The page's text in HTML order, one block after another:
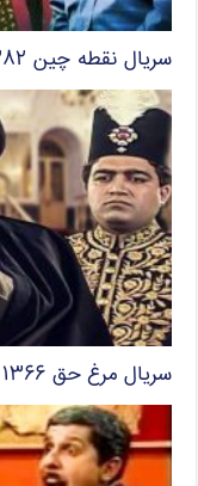
سریال نقطه چین ۱۳۸۲
سریال مرغ حق ۱۳۶۶